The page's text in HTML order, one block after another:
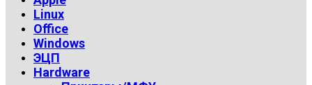
Linux
Office
Windows
ЭЦП
Hardware